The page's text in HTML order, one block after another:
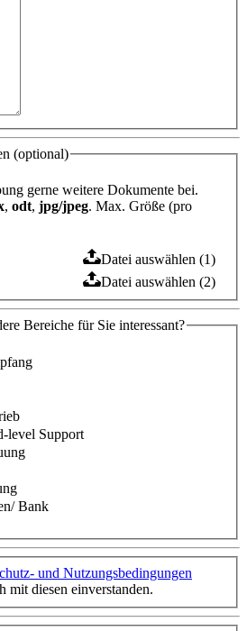
(optional)
gerne weitere Dokumente bei.
, odt, jpg/jpeg. Max. Größe (pro
Datei auswählen (1)
Datei auswählen (2)
Bereiche für Sie interessant?
level Support
Bank
und Nutzungsbedingungen
mit diesen einverstanden.